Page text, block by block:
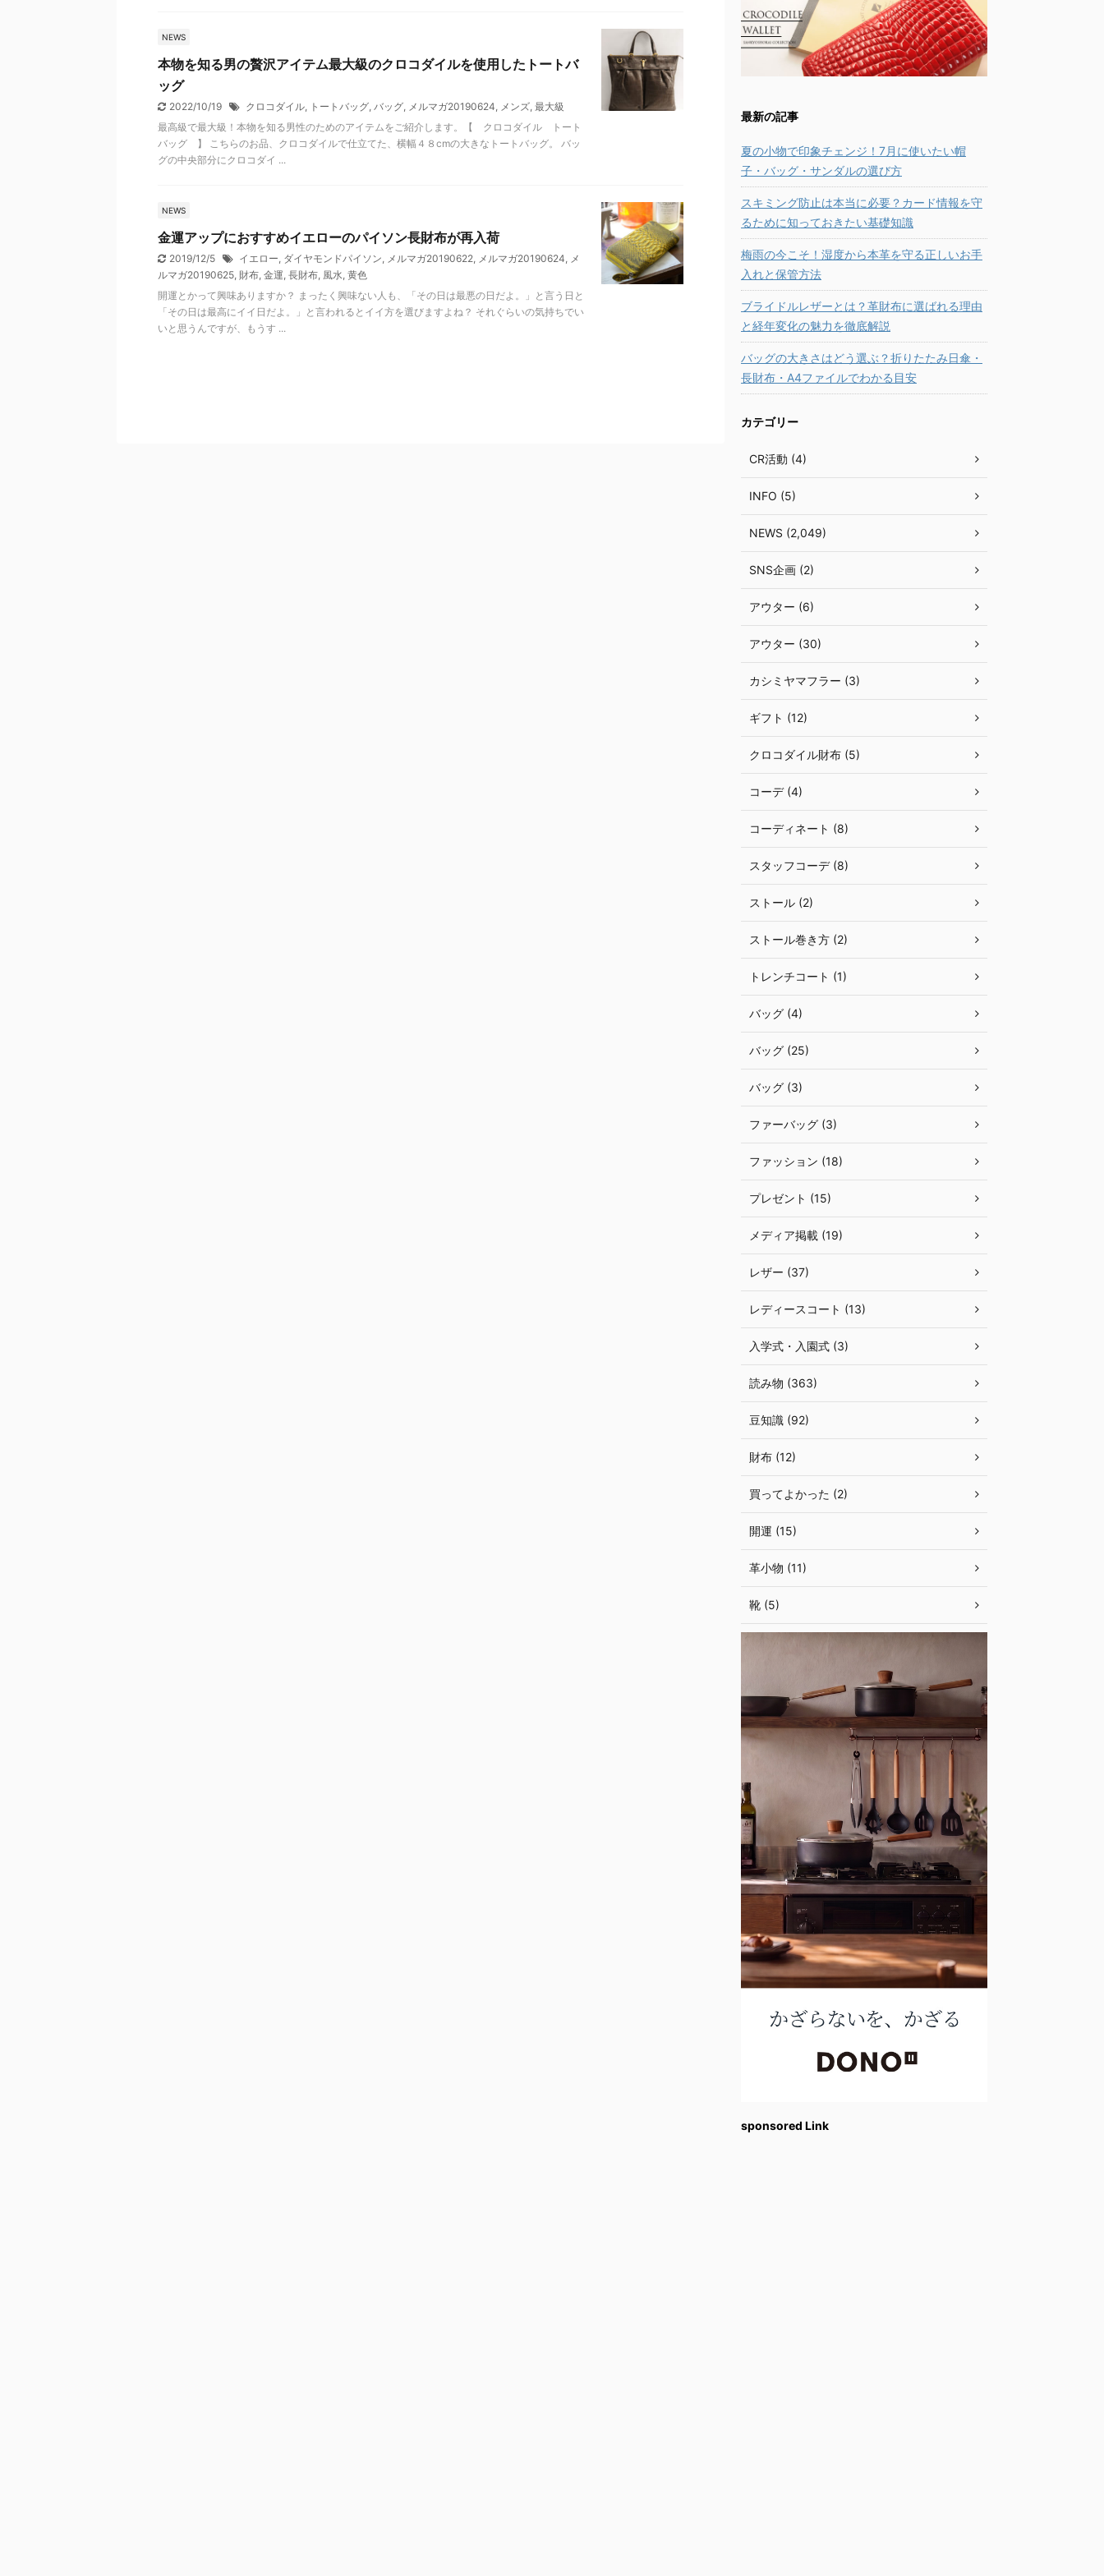
NEWS
本物を知る男の贅沢アイテム最大級のクロコダイルを使用したトートバ
ッグ
2022/10/19 クロコダイル, トートバッグ, バッグ, メルマガ20190624, メンズ, 最大級
最高級で最大級！本物を知る男性のためのアイテムをご紹介します。【 クロコダイル トート
バッグ 】 こちらのお品、クロコダイルで仕立てた、横幅４８cmの大きなトートバッグ。 バッ
グの中央部分にクロコダイ ...
NEWS
金運アップにおすすめイエローのパイソン長財布が再入荷
2019/12/5 イエロー, ダイヤモンドパイソン, メルマガ20190622, メルマガ20190624, メ
ルマガ20190625, 財布, 金運, 長財布, 風水, 黄色
開運とかって興味ありますか？ まったく興味ない人も、「その日は最悪の日だよ。」と言う日と
「その日は最高にイイ日だよ。」と言われるとイイ方を選びますよね？ それぐらいの気持ちでい
いと思うんですが、もうす ...
最新の記事
夏の小物で印象チェンジ！7月に使いたい帽
子・バッグ・サンダルの選び方
スキミング防止は本当に必要？カード情報を守
るために知っておきたい基礎知識
梅雨の今こそ！湿度から本革を守る正しいお手
入れと保管方法
ブライドルレザーとは？革財布に選ばれる理由
と経年変化の魅力を徹底解説
バッグの大きさはどう選ぶ？折りたたみ日傘・
長財布・A4ファイルでわかる目安
カテゴリー
CR活動 (4)
INFO (5)
NEWS (2,049)
SNS企画 (2)
アウター (6)
アウター (30)
カシミヤマフラー (3)
ギフト (12)
クロコダイル財布 (5)
コーデ (4)
コーディネート (8)
スタッフコーデ (8)
ストール (2)
ストール巻き方 (2)
トレンチコート (1)
バッグ (4)
バッグ (25)
バッグ (3)
ファーバッグ (3)
ファッション (18)
プレゼント (15)
メディア掲載 (19)
レザー (37)
レディースコート (13)
入学式・入園式 (3)
読み物 (363)
豆知識 (92)
財布 (12)
買ってよかった (2)
開運 (15)
革小物 (11)
靴 (5)
sponsored Link